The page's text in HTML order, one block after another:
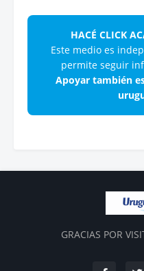
HACÉ CLICK
Este medio es
permite seguir
Apoyar también
GRACIAS POR